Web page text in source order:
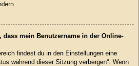
dass mein Benutzername in der Online-
findest du in den Einstellungen eine
während dieser Sitzung verbergen“. Wenn